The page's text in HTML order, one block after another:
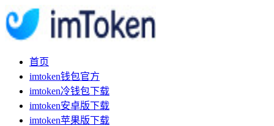
首页
imtoken钱包官方
imtoken冷钱包下载
imtoken安卓版下载
imtoken苹果版下载